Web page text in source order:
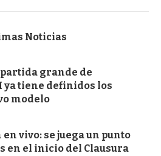
Noticias
grande de
ya tiene definidos los
modelo
vivo: se juega un punto
en el inicio del Clausura